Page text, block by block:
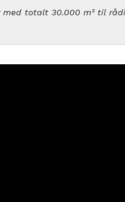
totalt 30.000 m² til